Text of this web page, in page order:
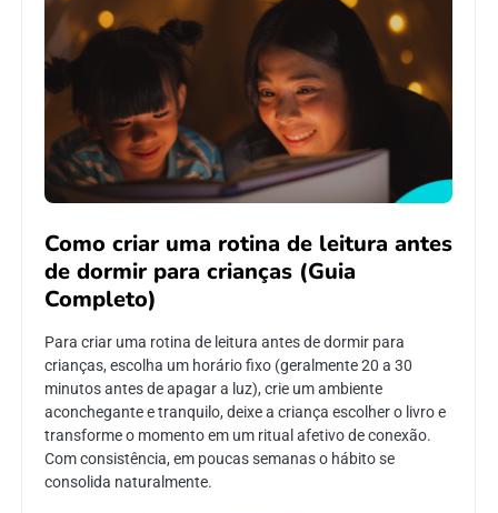
Como criar uma rotina de leitura antes
de dormir para crianças (Guia
Completo)
Para criar uma rotina de leitura antes de dormir para
crianças, escolha um horário fixo (geralmente 20 a 30
minutos antes de apagar a luz), crie um ambiente
aconchegante e tranquilo, deixe a criança escolher o livro e
transforme o momento em um ritual afetivo de conexão.
Com consistência, em poucas semanas o hábito se
consolida naturalmente.